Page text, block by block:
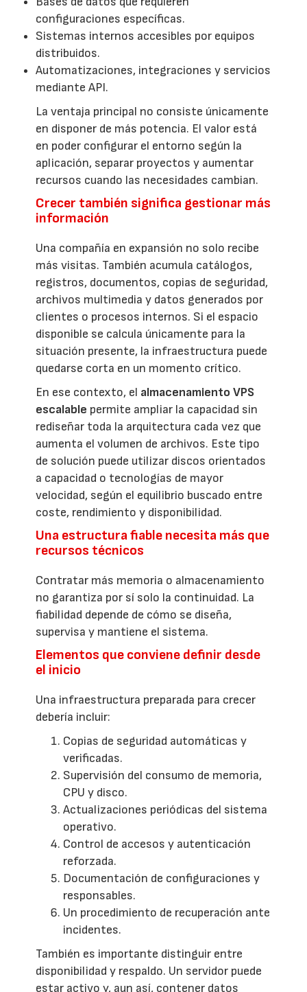
configuraciones específicas.
Sistemas internos accesibles por equipos
distribuidos.
Automatizaciones, integraciones y servicios
mediante API.
La ventaja principal no consiste únicamente
en disponer de más potencia. El valor está
en poder configurar el entorno según la
aplicación, separar proyectos y aumentar
recursos cuando las necesidades cambian.
Crecer también significa gestionar más
información
Una compañía en expansión no solo recibe
más visitas. También acumula catálogos,
registros, documentos, copias de seguridad,
archivos multimedia y datos generados por
clientes o procesos internos. Si el espacio
disponible se calcula únicamente para la
situación presente, la infraestructura puede
quedarse corta en un momento crítico.
En ese contexto, el almacenamiento VPS
escalable permite ampliar la capacidad sin
rediseñar toda la arquitectura cada vez que
aumenta el volumen de archivos. Este tipo
de solución puede utilizar discos orientados
a capacidad o tecnologías de mayor
velocidad, según el equilibrio buscado entre
coste, rendimiento y disponibilidad.
Una estructura fiable necesita más que
recursos técnicos
Contratar más memoria o almacenamiento
no garantiza por sí solo la continuidad. La
fiabilidad depende de cómo se diseña,
supervisa y mantiene el sistema.
Elementos que conviene definir desde
el inicio
Una infraestructura preparada para crecer
debería incluir:
Copias de seguridad automáticas y
verificadas.
Supervisión del consumo de memoria,
CPU y disco.
Actualizaciones periódicas del sistema
operativo.
Control de accesos y autenticación
reforzada.
Documentación de configuraciones y
responsables.
Un procedimiento de recuperación ante
incidentes.
También es importante distinguir entre
disponibilidad y respaldo. Un servidor puede
estar activo y, aun así, contener datos